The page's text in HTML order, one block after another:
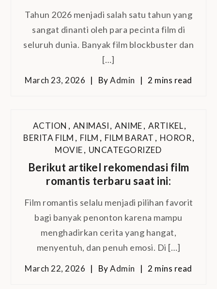
Tahun 2026 menjadi salah satu tahun yang
sangat dinanti oleh para pecinta film di
seluruh dunia. Banyak film blockbuster dan
[…]
March 23, 2026 ByAdmin 2 mins read
ACTION , ANIMASI, ANIME, ARTIKEL,
BERITA FILM , FILM , FILM BARAT , HOROR,
MOVIE, UNCATEGORIZED
Berikut artikel rekomendasi film
romantis terbaru saat ini:
Film romantis selalu menjadi pilihan favorit
bagi banyak penonton karena mampu
menghadirkan cerita yang hangat,
menyentuh, dan penuh emosi. Di […]
March 22, 2026 ByAdmin 2 mins read